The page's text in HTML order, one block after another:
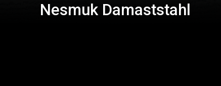
Nesmuk Damaststahl